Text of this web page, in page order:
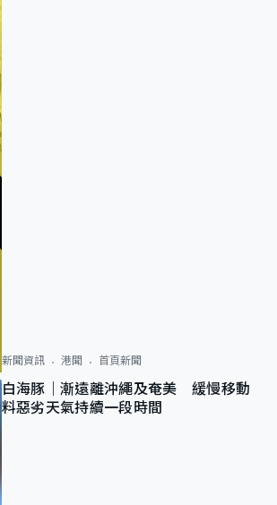
新聞資訊 港聞 首頁新聞
白海豚｜漸遠離沖繩及奄美 緩慢移動
料惡劣天氣持續一段時間